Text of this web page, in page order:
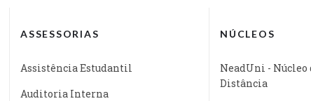
ASSESSORIAS
Assistência Estudantil
Auditoria Interna
NÚCLEOS
NeadUni - Núcleo
Distância